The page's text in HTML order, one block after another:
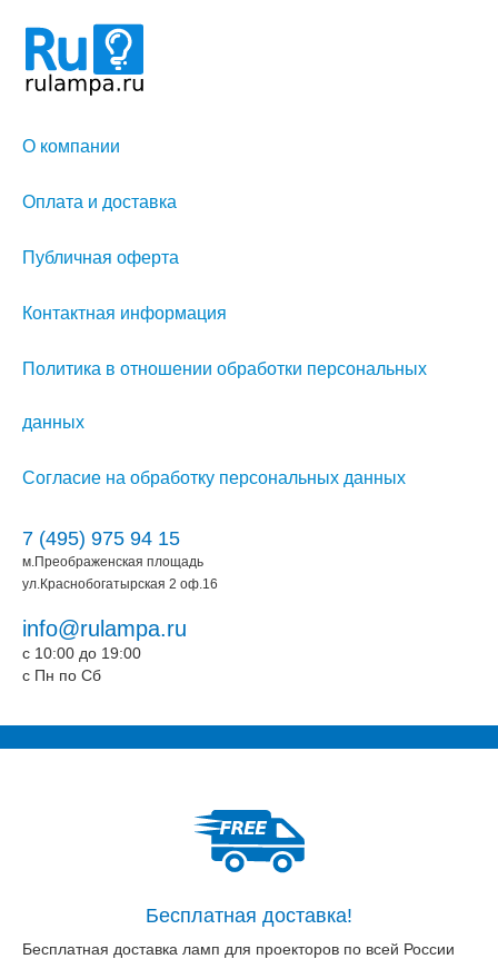
О компании
Оплата и доставка
Публичная оферта
Контактная информация
Политика в отношении обработки персональных
данных
Согласие на обработку персональных данных
7 (495) 975 94 15
м.Преображенская площадь
ул.Краснобогатырская 2 оф.16
info@rulampa.ru
c 10:00 до 19:00
c Пн по Сб
Бесплатная доставка!
Бесплатная доставка ламп для проекторов по всей России